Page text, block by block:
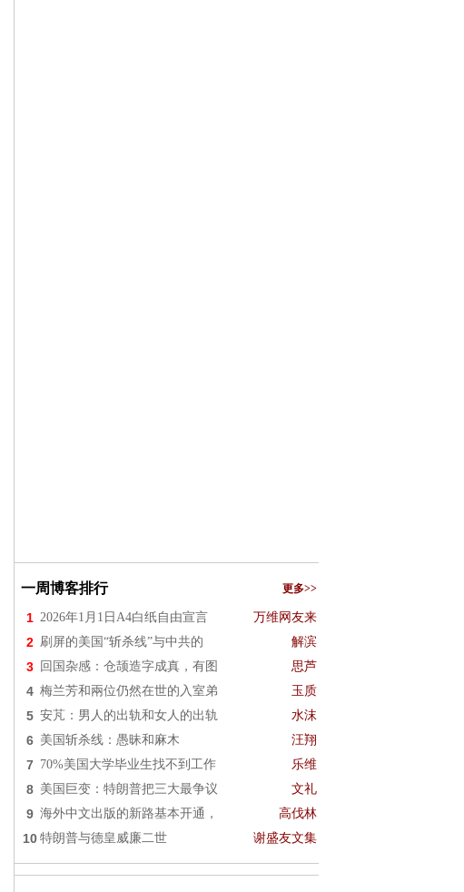
一周博客排行 更多>>
1 2026年1月1日A4白纸自由宣言 万维网友来
2 刷屏的美国“斩杀线”与中共的 解滨
3 回国杂感：仓颉造字成真，有图 思芦
4 梅兰芳和兩位仍然在世的入室弟 玉质
5 安芃：男人的出轨和女人的出轨 水沫
6 美国斩杀线：愚昧和麻木 汪翔
7 70%美国大学毕业生找不到工作 乐维
8 美国巨变：特朗普把三大最争议 文礼
9 海外中文出版的新路基本开通， 高伐林
10 特朗普与德皇威廉二世 谢盛友文集